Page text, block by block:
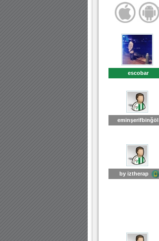
escobar
eminşerifbinğöl
by iztherap